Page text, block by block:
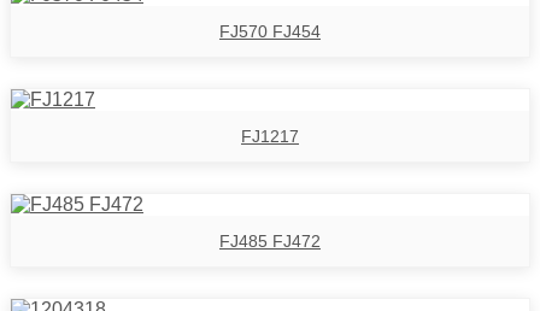
FJ570 FJ454
FJ1217
FJ485 FJ472